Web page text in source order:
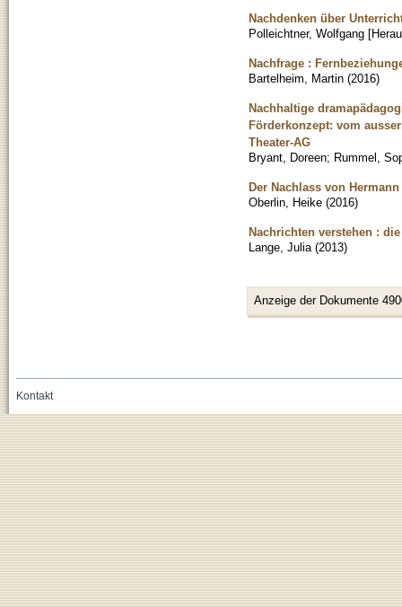
Nachdenken über
Polleichtner, Wolfgang
Nachfrage :
Bartelheim, Martin (2016)
Nachhaltige
Förderkonzept: vom
Theater-AG
Bryant, Doreen; Rummel,
Der Nachlass von
Oberlin, Heike (2016)
Nachrichten verstehen :
Lange, Julia (2013)
Anzeige der Dokumente
Kontakt